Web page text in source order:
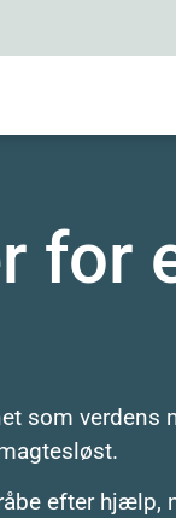
for
som verdens
efter hjælp,